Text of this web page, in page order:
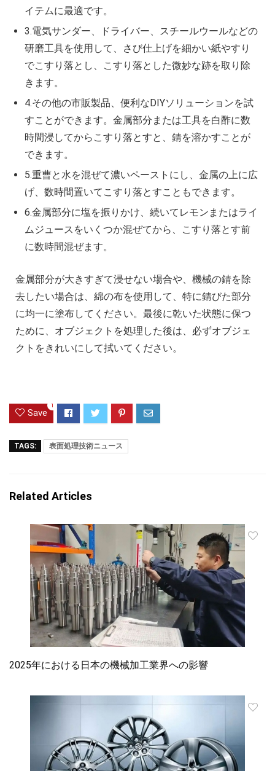
イテムに最適です。
3.電気サンダー、ドライバー、スチールウールなどの
研磨工具を使用して、さび仕上げを細かい紙やすり
でこすり落とし、こすり落とした微妙な跡を取り除
きます。
4.その他の市販製品、便利なDIYソリューションを試
すことができます。金属部分または工具を白酢に数
時間浸してからこすり落とすと、錆を溶かすことが
できます。
5.重曹と水を混ぜて濃いペーストにし、金属の上に広
げ、数時間置いてこすり落とすこともできます。
6.金属部分に塩を振りかけ、続いてレモンまたはライ
ムジュースをいくつか混ぜてから、こすり落とす前
に数時間混ぜます。
金属部分が大きすぎて浸せない場合や、機械の錆を除
去したい場合は、綿の布を使用して、特に錆びた部分
に均一に塗布してください。最後に乾いた状態に保つ
ために、オブジェクトを処理した後は、必ずオブジェ
クトをきれいにして拭いてください。
Save
1
TAGS: 表面処理技術ニュース
Related Articles
2025年における日本の機械加工業界への影響